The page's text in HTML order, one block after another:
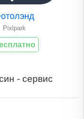
Pixlpark
- сервис